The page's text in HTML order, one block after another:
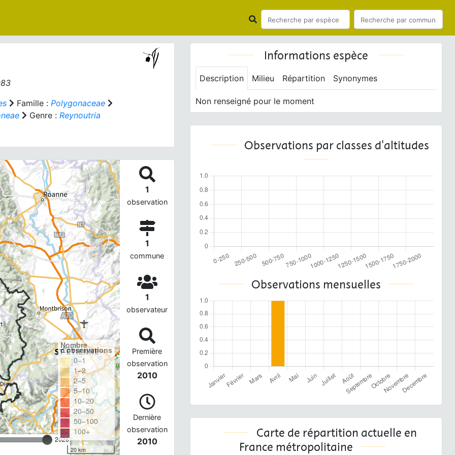
Famille : Polygonaceae
Genre : Reynoutria
2026
Nombre
d'observations
0–1
1–2
2–5
5–10
10–20
20–50
50–100
100+
20 km
1
observation
1
commune
1
observateur
Première
observation
2010
Dernière
observation
2010
Informations espèce
Description Milieu Répartition Synonymes
Non renseigné pour le moment
Observations par classes d'altitudes
Observations mensuelles
Carte de répartition actuelle en
France métropolitaine